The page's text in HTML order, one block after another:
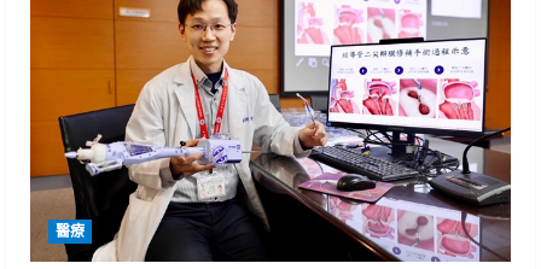
在
善
無
障
礙
燈
區
身
障
朋
也
醫療